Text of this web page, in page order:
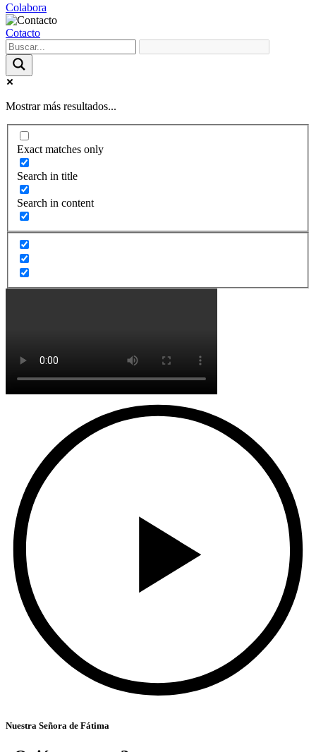
Colabora
Cotacto
Mostrar más resultados...
Exact matches only
Search in title
Search in content
Nuestra Señora de Fátima